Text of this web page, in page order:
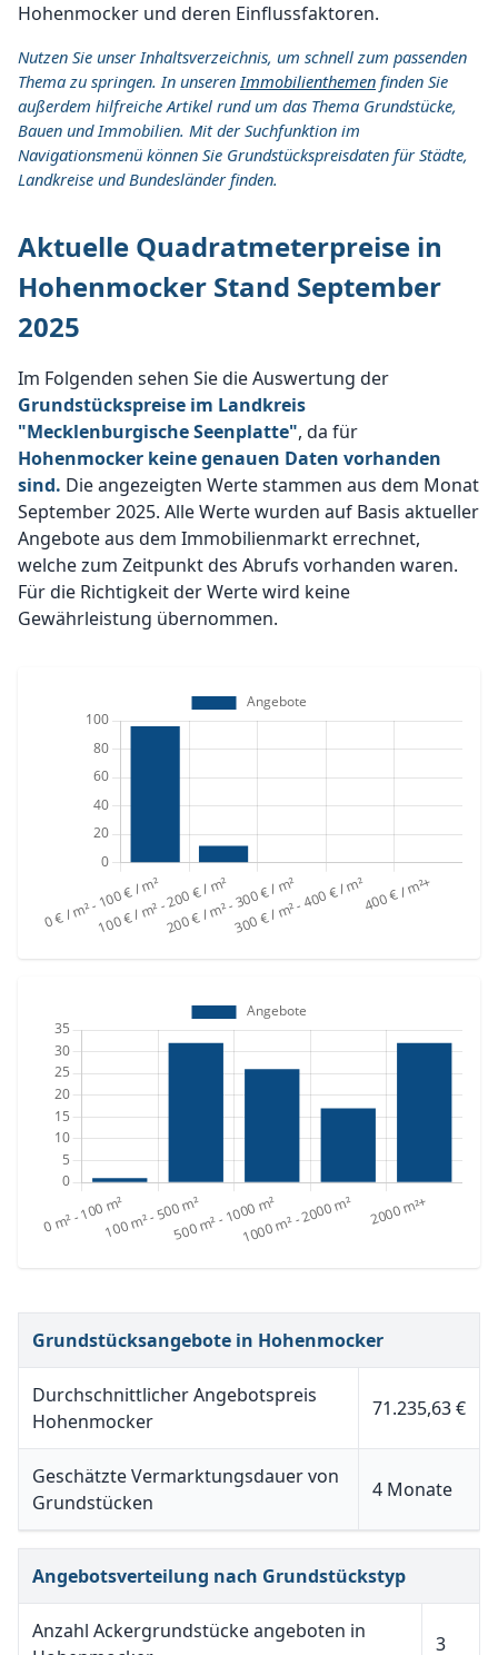
Hohenmocker und deren Einflussfaktoren.
Nutzen Sie unser Inhaltsverzeichnis, um schnell zum passenden
Thema zu springen. In unserenImmobilienthemen finden Sie
außerdem hilfreiche Artikel rund um das Thema Grundstücke,
Bauen und Immobilien. Mit der Suchfunktion im
Navigationsmenü können Sie Grundstückspreisdaten für Städte,
Landkreise und Bundesländer finden.
Aktuelle Quadratmeterpreise in
Hohenmocker Stand September
2025
Im Folgenden sehen Sie die Auswertung der
Grundstückspreise im Landkreis
"Mecklenburgische Seenplatte", da für
Hohenmocker keine genauen Daten vorhanden
sind. Die angezeigten Werte stammen aus dem Monat
September 2025. Alle Werte wurden auf Basis aktueller
Angebote aus dem Immobilienmarkt errechnet,
welche zum Zeitpunkt des Abrufs vorhanden waren.
Für die Richtigkeit der Werte wird keine
Gewährleistung übernommen.
Grundstücksangebote in Hohenmocker
Durchschnittlicher Angebotspreis
Hohenmocker
71.235,63 €
Geschätzte Vermarktungsdauer von
Grundstücken
4 Monate
Angebotsverteilung nach Grundstückstyp
Anzahl Ackergrundstücke angeboten in
3